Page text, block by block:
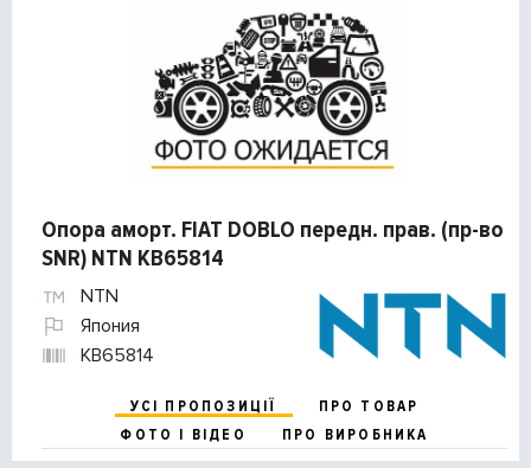
Опора аморт. FIAT DOBLO передн. прав. (пр-во
SNR) NTN KB65814
NTN
Япония
KB65814
УСІ ПРОПОЗИЦІЇ
ПРО ТОВАР
ФОТО І ВІДЕО
ПРО ВИРОБНИКА